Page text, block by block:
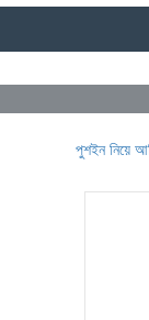
পুশইন নিয়ে আবিদুলের